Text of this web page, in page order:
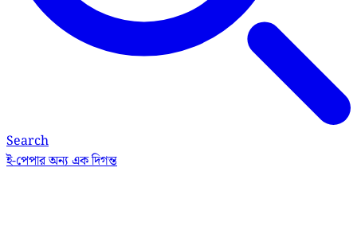
Search
ই-পেপারঅন্য এক দিগন্ত